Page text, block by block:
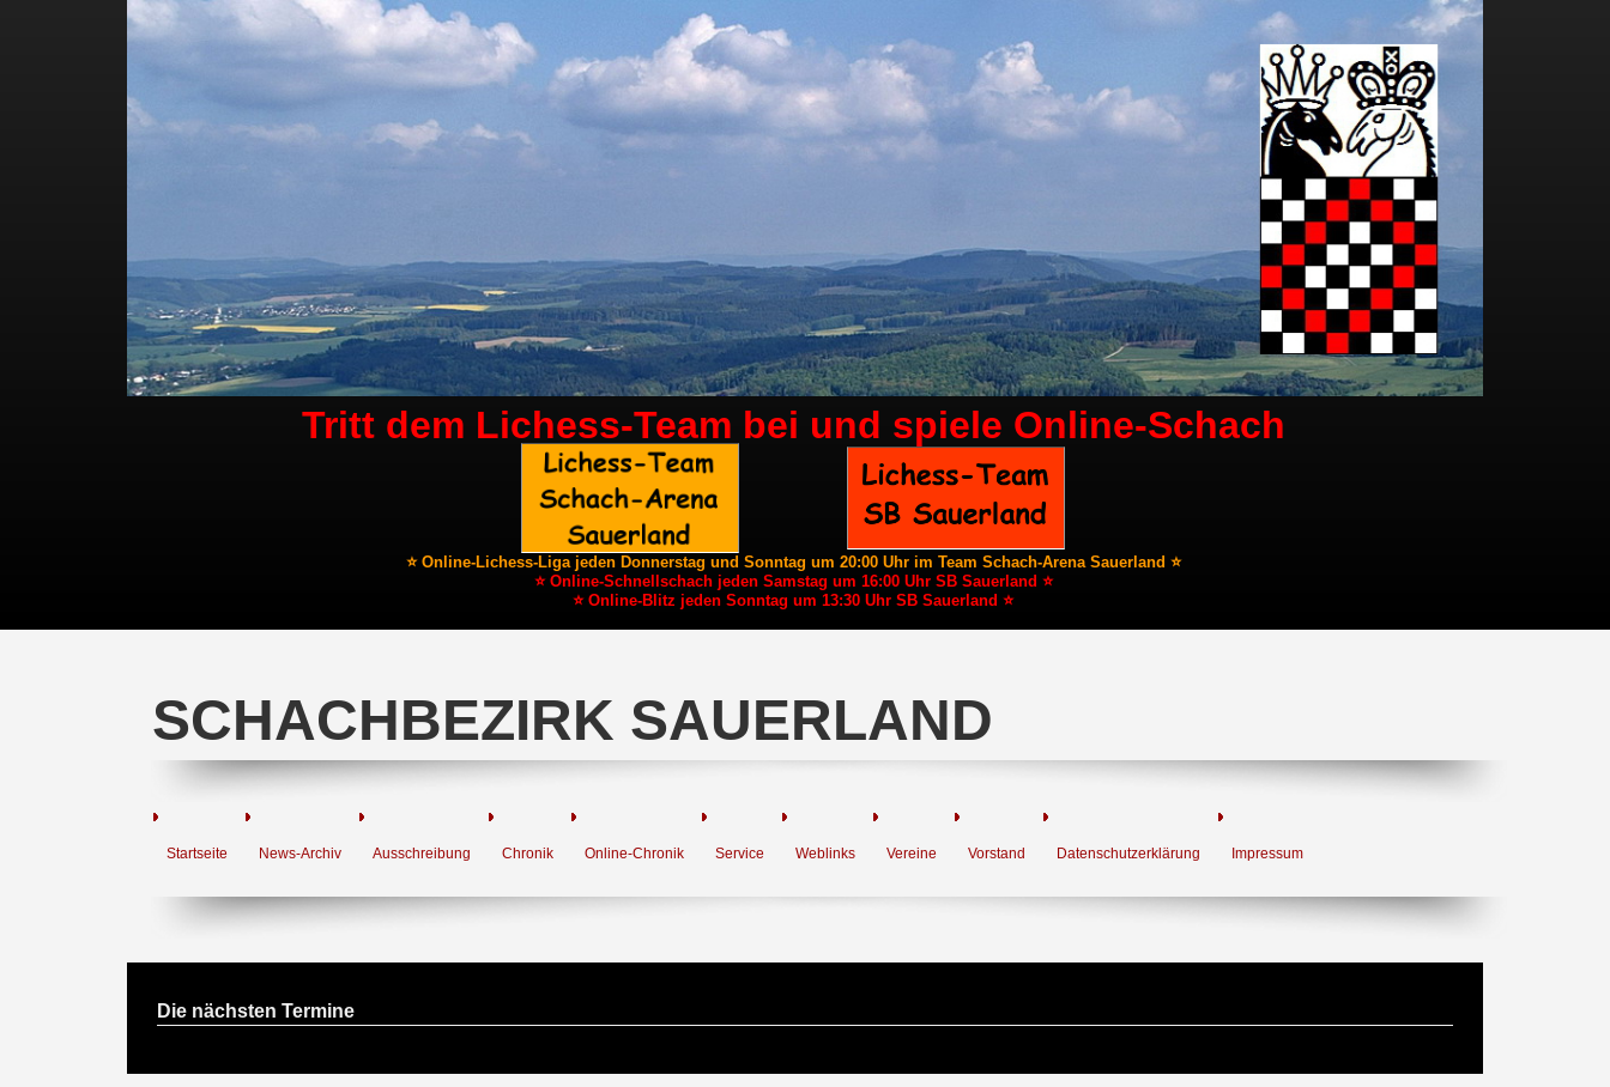
Tritt dem Lichess-Team bei und spiele Online-Schach
⭐ Online-Lichess-Liga jeden Donnerstag und Sonntag um 20:00 Uhr im Team Schach-Arena Sauerland ⭐
⭐ Online-Schnellschach jeden Samstag um 16:00 Uhr SB Sauerland ⭐
⭐ Online-Blitz jeden Sonntag um 13:30 Uhr SB Sauerland ⭐
SCHACHBEZIRK SAUERLAND
Startseite News-Archiv Ausschreibung Chronik Online-Chronik Service Weblinks Vereine Vorstand Datenschutzerklärung Impressum
Die nächsten Termine